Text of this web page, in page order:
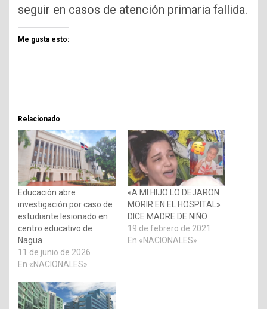
seguir en casos de atención primaria fallida.
Me gusta esto:
Relacionado
Educación abre
investigación por caso de
estudiante lesionado en
centro educativo de
Nagua
11 de junio de 2026
En «NACIONALES»
«A MI HIJO LO DEJARON
MORIR EN EL HOSPITAL»
DICE MADRE DE NIÑO
19 de febrero de 2021
En «NACIONALES»